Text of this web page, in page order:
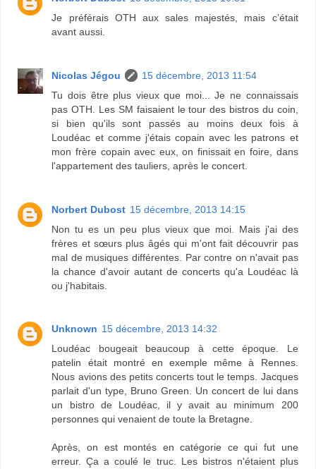
Je préférais OTH aux sales majestés, mais c’était
avant aussi.
Nicolas Jégou
15 décembre, 2013 11:54
Tu dois être plus vieux que moi... Je ne connaissais
pas OTH. Les SM faisaient le tour des bistros du coin,
si bien qu'ils sont passés au moins deux fois à
Loudéac et comme j'étais copain avec les patrons et
mon frère copain avec eux, on finissait en foire, dans
l'appartement des tauliers, après le concert.
Norbert Dubost 15 décembre, 2013 14:15
Non tu es un peu plus vieux que moi. Mais j'ai des
frères et sœurs plus âgés qui m'ont fait découvrir pas
mal de musiques différentes. Par contre on n'avait pas
la chance d'avoir autant de concerts qu'a Loudéac là
ou j'habitais.
Unknown 15 décembre, 2013 14:32
Loudéac bougeait beaucoup à cette époque. Le
patelin était montré en exemple même à Rennes.
Nous avions des petits concerts tout le temps. Jacques
parlait d'un type, Bruno Green. Un concert de lui dans
un bistro de Loudéac, il y avait au minimum 200
personnes qui venaient de toute la Bretagne.
Après, on est montés en catégorie ce qui fut une
erreur. Ça a coulé le truc. Les bistros n'étaient plus